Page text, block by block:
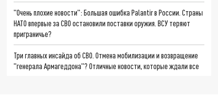
"Очень плохие новости": Большая ошибка Palantir в России. Страны
НАТО впервые за СВО остановили поставки оружия. ВСУ теряют
приграничье?
Три главных инсайда об СВО. Отмена мобилизации и возвращение
"генерала Армагеддона"? Отличные новости, которые ждали все